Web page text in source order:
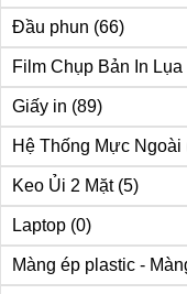
Đầu phun (66)
Film Chụp Bản In Lụa
Giấy in (89)
Hệ Thống Mực Ngoài
Keo Ủi 2 Mặt (5)
Laptop (0)
Màng ép plastic -